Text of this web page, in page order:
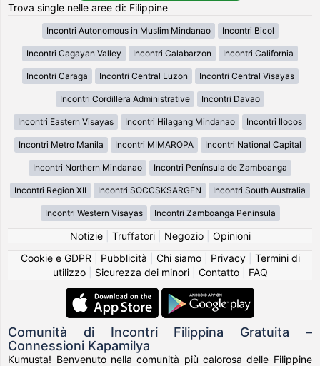
Trova single nelle aree di: Filippine
Incontri Autonomous in Muslim Mindanao Incontri Bicol
Incontri Cagayan Valley Incontri Calabarzon Incontri California
Incontri Caraga Incontri Central Luzon Incontri Central Visayas
Incontri Cordillera Administrative Incontri Davao
Incontri Eastern Visayas Incontri Hilagang Mindanao Incontri Ilocos
Incontri Metro Manila Incontri MIMAROPA Incontri National Capital
Incontri Northern Mindanao Incontri Península de Zamboanga
Incontri Region XII Incontri SOCCSKSARGEN Incontri South Australia
Incontri Western Visayas Incontri Zamboanga Peninsula
Notizie| Truffatori| Negozio| Opinioni
Cookie e GDPR
Pubblicità Chi siamo| Privacy| Termini di
utilizzo| Sicurezza dei minori| Contatto| FAQ
Comunità di Incontri Filippina Gratuita –
Connessioni Kapamilya
Kumusta! Benvenuto nella comunità più calorosa delle Filippine